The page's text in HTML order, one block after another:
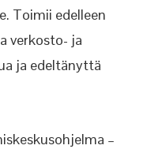
Toimii edelleen
verkosto- ja
ja edeltänyttä
–